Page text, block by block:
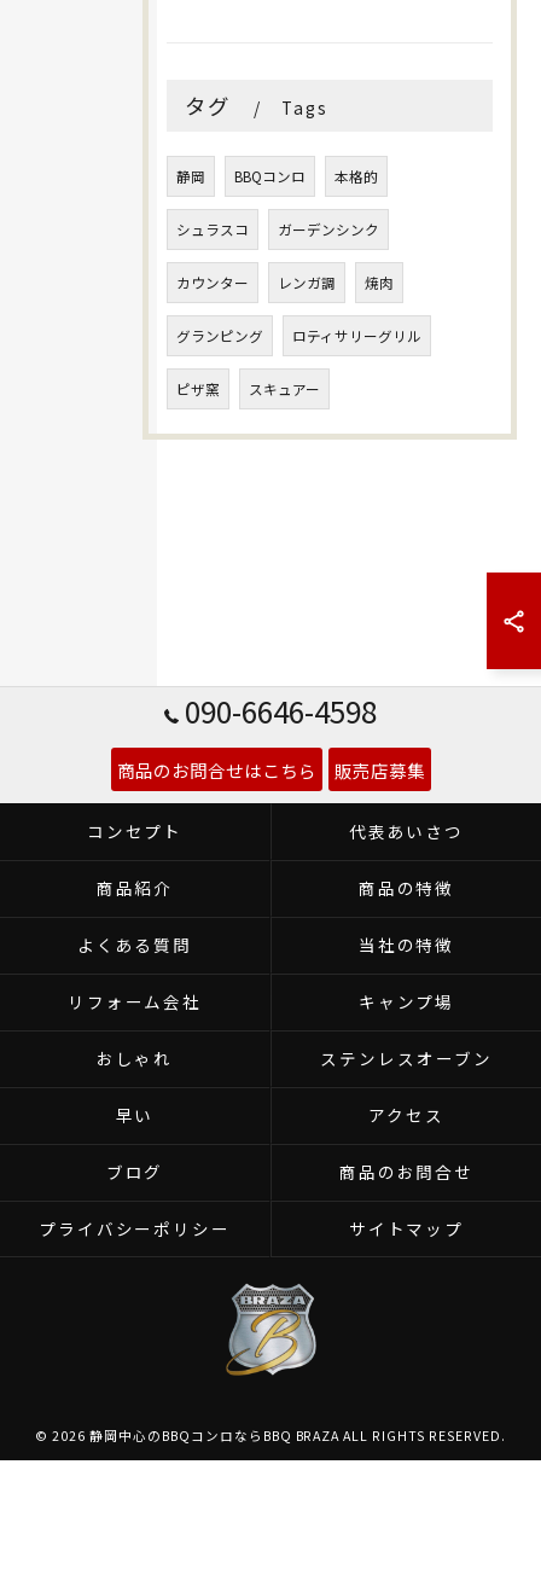
タグ Tags
静岡 BBQコンロ 本格的
シュラスコ ガーデンシンク
カウンター レンガ調 焼肉
グランピング ロティサリーグリル
ピザ窯 スキュアー
090-6646-4598
商品のお問合せはこちら 販売店募集
コンセプト 代表あいさつ
商品紹介 商品の特徴
よくある質問 当社の特徴
リフォーム会社 キャンプ場
おしゃれ ステンレスオーブン
早い アクセス
ブログ 商品のお問合せ
プライバシーポリシー サイトマップ
© 2026 静岡中心のBBQコンロならBBQ BRAZA ALL RIGHTS RESERVED.